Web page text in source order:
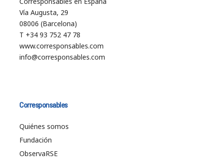
Vía Augusta, 29
08006 (Barcelona)
T +34 93 752 47 78
www.corresponsables.com
info@corresponsables.com
Corresponsables
Quiénes somos
Fundación
ObservaRSE